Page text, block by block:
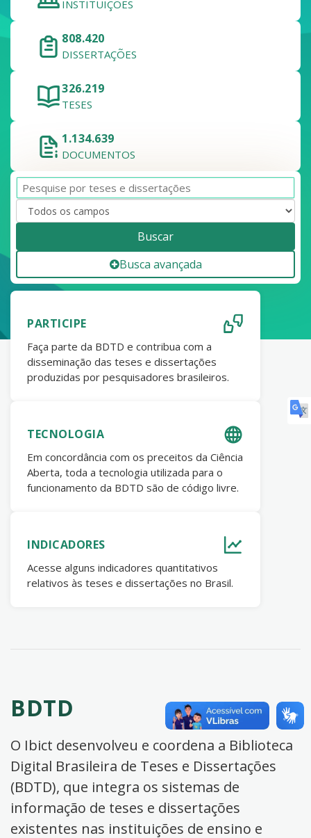
INSTITUIÇÕES
808.420
DISSERTAÇÕES
326.219
TESES
1.134.639
DOCUMENTOS
Buscar
Busca avançada
PARTICIPE
Faça parte da BDTD e contribua com a
disseminação das teses e dissertações
produzidas por pesquisadores brasileiros.
TECNOLOGIA
Em concordância com os preceitos da Ciência
Aberta, toda a tecnologia utilizada para o
funcionamento da BDTD são de código livre.
INDICADORES
Acesse alguns indicadores quantitativos
relativos às teses e dissertações no Brasil.
BDTD
O Ibict desenvolveu e coordena a Biblioteca
Digital Brasileira de Teses e Dissertações
(BDTD), que integra os sistemas de
informação de teses e dissertações
existentes nas instituições de ensino e